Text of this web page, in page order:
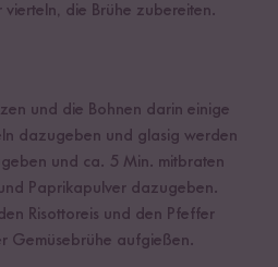
die Brühe zubereiten.
und die Bohnen darin einige
dazugeben und glasig werden
und ca. 5 Min. mitbraten
Paprikapulver dazugeben.
Risottoreis und den Pfeffer
Gemüsebrühe aufgießen.